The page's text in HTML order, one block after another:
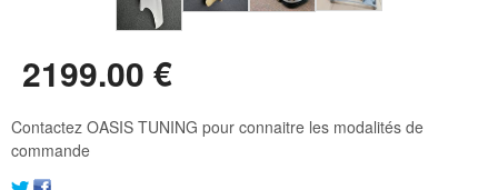
2199.00 €
Contactez OASIS TUNING pour connaitre les modalités de
commande